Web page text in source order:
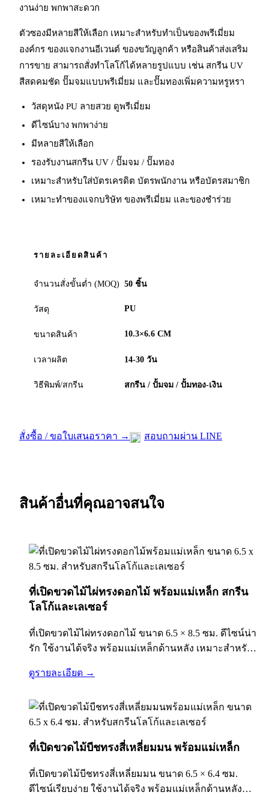
งานง่าย พกพาสะดวก
ตัวซองมีหลายสีให้เลือก เหมาะสำหรับทำเป็นของพรีเมี่ยม
องค์กร ของแจกงานอีเวนต์ ของขวัญลูกค้า หรือสินค้าส่งเสริม
การขาย สามารถสั่งทำโลโก้ได้หลายรูปแบบ เช่น สกรีน UV
สีสดคมชัด ปั๊มจมแบบพรีเมี่ยม และปั๊มทองเพิ่มความหรูหรา
วัสดุหนัง PU ลายสวย ดูพรีเมี่ยม
ดีไซน์บาง พกพาง่าย
มีหลายสีให้เลือก
รองรับงานสกรีน UV / ปั๊มจม / ปั๊มทอง
เหมาะสำหรับใส่บัตรเครดิต บัตรพนักงาน หรือบัตรสมาชิก
เหมาะทำของแจกบริษัท ของพรีเมี่ยม และของชำร่วย
รายละเอียดสินค้า
จำนวนสั่งขั้นต่ำ (MOQ) 50 ชิ้น
วัสดุ PU
ขนาดสินค้า 10.3×6.6 CM
เวลาผลิต 14-30 วัน
วิธีพิมพ์/สกรีน สกรีน / ปั้มจม / ปั้มทอง-เงิน
สั่งซื้อ / ขอใบเสนอราคา → สอบถามผ่าน LINE
สินค้าอื่นที่คุณอาจสนใจ
ที่เปิดขวดไม้ไผ่ทรงดอกไม้ พร้อมแม่เหล็ก สกรีน
โลโก้และเลเซอร์
ที่เปิดขวดไม้ไผ่ทรงดอกไม้ ขนาด 6.5 × 8.5 ซม. ดีไซน์น่า
รัก ใช้งานได้จริง พร้อมแม่เหล็กด้านหลัง เหมาะสำหรับ
พร้อมสกรีน UV หรือเลเซอร์โลโก้ได้…
ดูรายละเอียด →
ที่เปิดขวดไม้บีชทรงสี่เหลี่ยมมน พร้อมแม่เหล็ก
ที่เปิดขวดไม้บีชทรงสี่เหลี่ยมมน ขนาด 6.5 × 6.4 ซม.
ดีไซน์เรียบง่าย ใช้งานได้จริง พร้อมแม่เหล็กด้านหลัง